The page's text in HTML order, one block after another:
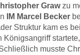
Grawzu
IM Marcel Becker
Struktur kam es
musste